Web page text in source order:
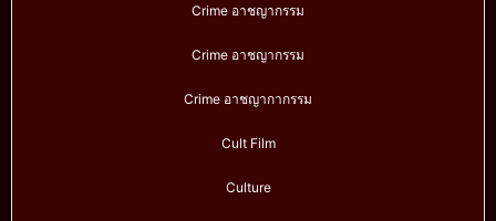
Crime อาชญากรรม
Crime อาชญากรรม
Crime อาชญากากรรม
Cult Film
Culture